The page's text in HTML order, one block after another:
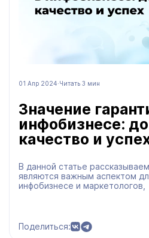
01 Апр 2024·Читать 3 мин
Значение
инфобизнесе:
качество и
В данной статье
являются важным аспектом
инфобизнесе и маркетологов,
Поделиться: